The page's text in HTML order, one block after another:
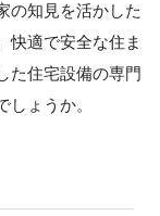
の知見を活かした
快適で安全な住ま
た住宅設備の専門
ょうか。